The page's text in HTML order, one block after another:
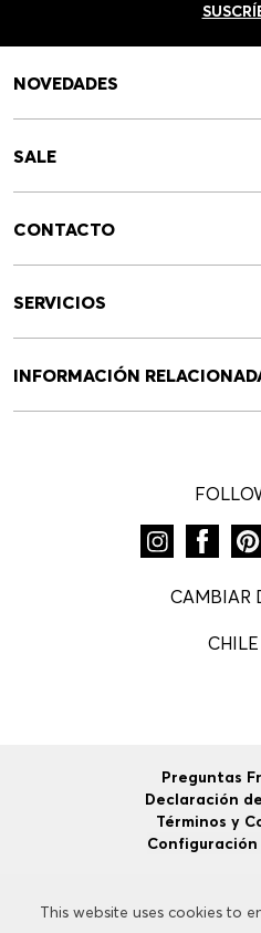
This website uses cookies to
This website uses cookies to
NOVEDADES
SALE
CONTACTO
SERVICIOS
INFORMACIÓN
CAMBIAR
CHILE
Preguntas
Declaración
Términos y
Configuración